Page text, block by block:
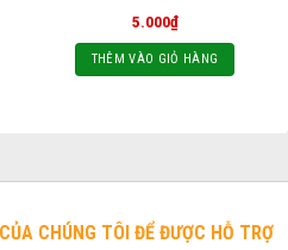
5.000₫
THÊM VÀO GIỎ HÀNG
CHÚNG TÔI ĐỂ ĐƯỢC HỖ TRỢ